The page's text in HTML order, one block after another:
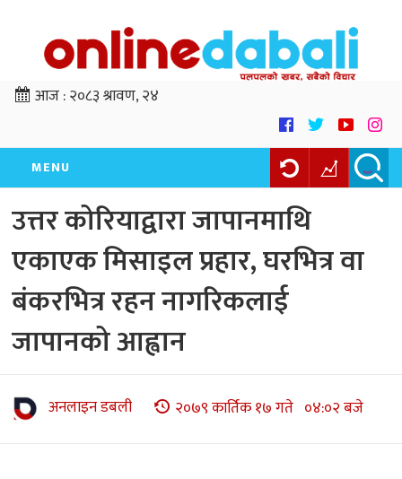
आज :२०८३ श्रावण, २४
MENU
उत्तर कोरियाद्वारा जापानमाथि
एकाएक मिसाइल प्रहार, घरभित्र वा
बंकरभित्र रहन नागरिकलाई
जापानको आह्वान
अनलाइन डबली २०७९ कार्तिक १७ गते ०४:०२ बजे